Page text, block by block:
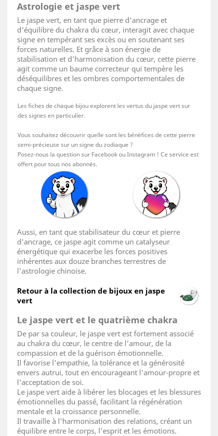
Astrologie et jaspe vert
Le jaspe vert, en tant que pierre d'ancrage et
d'équilibre du chakra du cœur, interagit avec chaque
signe en tempérant ses excès ou en soutenant ses
forces naturelles. Et grâce à son énergie de
stabilisation et d'harmonisation du cœur, cette pierre
agit comme un baume correcteur qui tempère les
déséquilibres et les ombres comportementales de
chaque signe.
Les fiches de chaque bijou explorent les vertus du jaspe vert sur
des signes en particulier.
Vous souhaitez découvrir quelle sont les bénéfices de cette pierre
semi-précieuse sur un signe du zodiaque ?
Posez-nous la question sur Facebook ou Instagram ! Ce service est
offert pour tous nos abonnés.
Aussi, en tant que stabilisateur du cœur et pierre
d'ancrage, ce jaspe agit comme un catalyseur
énergétique qui exacerbe les forces positives
inhérentes aux douze branches terrestres de
l'astrologie chinoise.
Retour à la collection de bijoux en jaspe
vert
Le jaspe vert et le quatrième chakra
De par sa couleur, le jaspe vert est fortement associé
au chakra du cœur, le centre de l'amour, de la
compassion et de la guérison émotionnelle.
Il favorise l'empathie, la tolérance et la générosité
envers autrui, tout en encourageant l'amour-propre et
l'acceptation de soi.
Le jaspe vert aide à libérer les blocages et les blessures
émotionnelles du passé, facilitant la régénération
mentale et la croissance personnelle.
Il travaille à l'harmonisation des relations, créant un
équilibre entre le corps, l'esprit et les émotions.